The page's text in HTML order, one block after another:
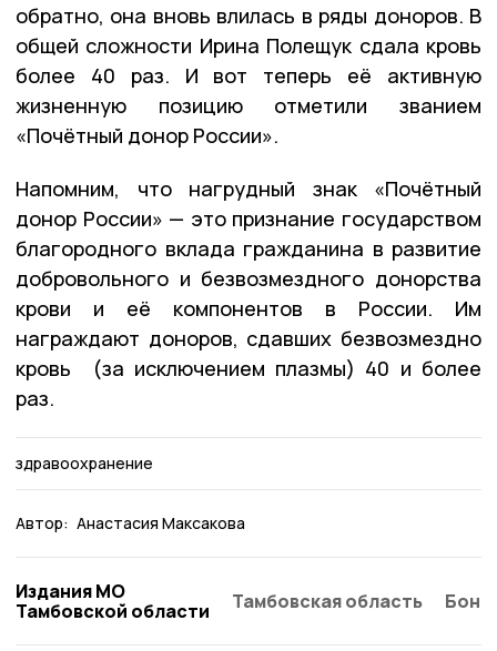
обратно, она вновь влилась в ряды доноров. В
общей сложности Ирина Полещук сдала кровь
более 40 раз. И вот теперь её активную
жизненную позицию отметили званием
«Почётный донор России».
Напомним, что нагрудный знак «Почётный
донор России» — это признание государством
благородного вклада гражданина в развитие
добровольного и безвозмездного донорства
крови и её компонентов в России. Им
награждают доноров, сдавших безвозмездно
кровь (за исключением плазмы) 40 и более
раз.
здравоохранение
Автор: Анастасия Максакова
Издания МО
Тамбовской области
Тамбовская область